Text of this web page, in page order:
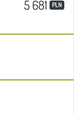
5 681 PLN